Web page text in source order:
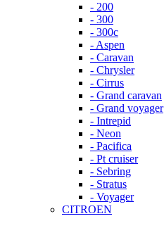
- 200
- 300
- 300c
- Aspen
- Caravan
- Chrysler
- Cirrus
- Grand caravan
- Grand voyager
- Intrepid
- Neon
- Pacifica
- Pt cruiser
- Sebring
- Stratus
- Voyager
CITROEN